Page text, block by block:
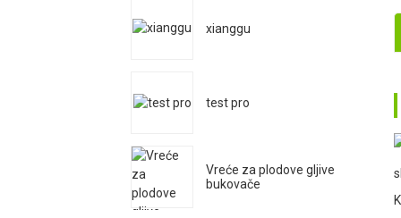
xianggu
test pro
Vreće za plodove gljive
bukovače